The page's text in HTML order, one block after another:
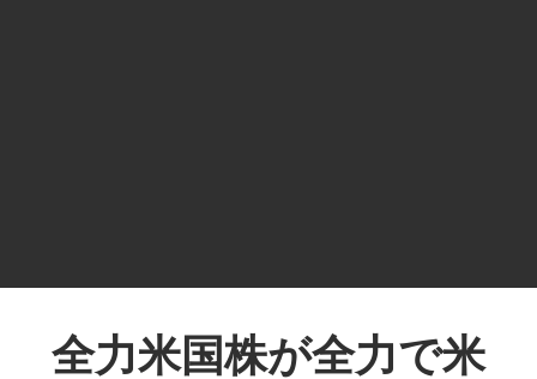
ン
全力米国株が全力で米